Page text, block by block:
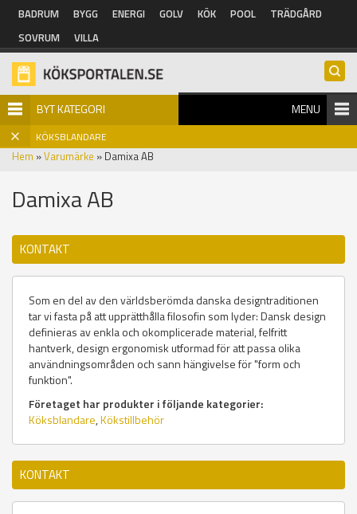
Hoppa till huvudinnehåll
BADRUM BYGG ENERGI GOLV KÖK POOL
TRÄDGÅRD
SOVRUM
VILLA
BYT KATEGORI MENU
KÖKSBLANDARE
Hem »Varumärke » Damixa AB
Damixa AB
KONTAKT
Som en del av den världsberömda danska designtraditionen
tar vi fasta på att upprätthålla filosofin som lyder: Dansk design
definieras av enkla och okomplicerade material, felfritt
hantverk, design ergonomisk utformad för att passa olika
användningsområden och sann hängivelse för "form och
funktion".
Företaget har produkter i följande kategorier:
Köksblandare,Kökstillbehör
KONTAKT